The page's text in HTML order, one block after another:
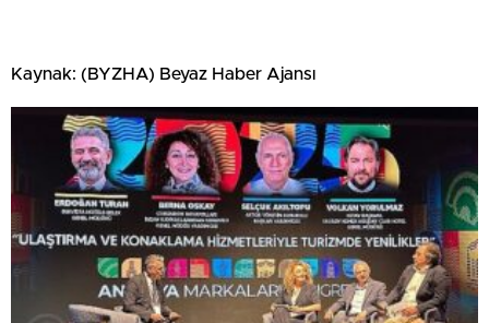
Kaynak: (BYZHA) Beyaz Haber Ajansı